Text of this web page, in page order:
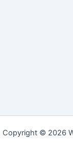
Copyright © 2026